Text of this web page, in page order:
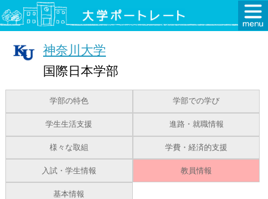
神奈川大学
国際日本学部
学部の特色 学部での学び
学生生活支援 進路・就職情報
様々な取組 学費・経済的支援
入試・学生情報 教員情報
基本情報